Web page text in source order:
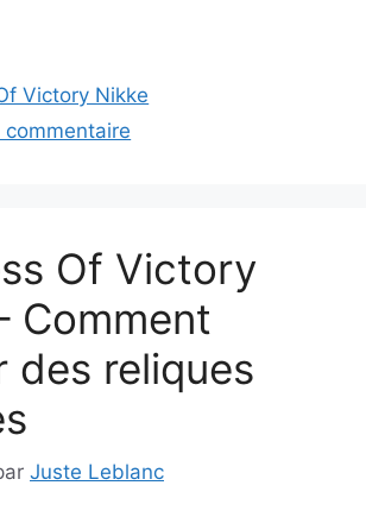
Victory Nikke
commentaire
Of Victory
Comment
des reliques
Juste Leblanc